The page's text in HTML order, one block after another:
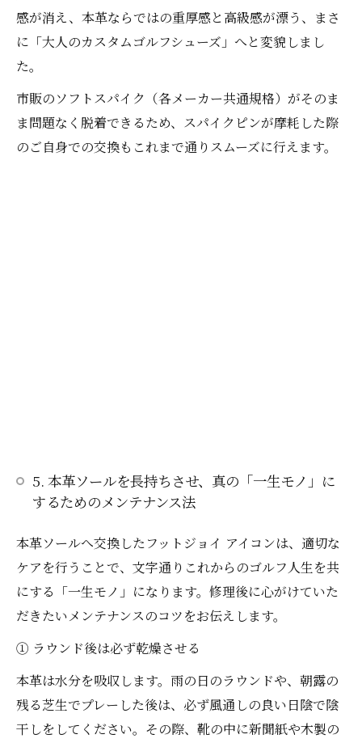
感が消え、本革ならではの重厚感と高級感が漂う、まさ
に「大人のカスタムゴルフシューズ」へと変貌しまし
た。
市販のソフトスパイク（各メーカー共通規格）がそのま
ま問題なく脱着できるため、スパイクピンが摩耗した際
のご自身での交換もこれまで通りスムーズに行えます。
5. 本革ソールを長持ちさせ、真の「一生モノ」に
するためのメンテナンス法
本革ソールへ交換したフットジョイ アイコンは、適切な
ケアを行うことで、文字通りこれからのゴルフ人生を共
にする「一生モノ」になります。修理後に心がけていた
だきたいメンテナンスのコツをお伝えします。
① ラウンド後は必ず乾燥させる
本革は水分を吸収します。雨の日のラウンドや、朝露の
残る芝生でプレーした後は、必ず風通しの良い日陰で陰
干しをしてください。その際、靴の中に新聞紙や木製の